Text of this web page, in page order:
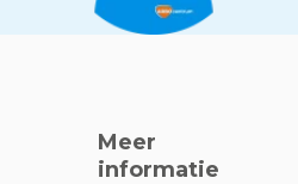
Meer
informatie